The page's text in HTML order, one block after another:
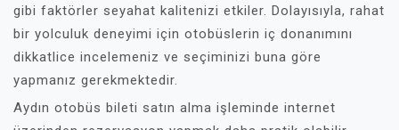
gibi faktörler seyahat kalitenizi etkiler. Dolayısıyla, rahat
bir yolculuk deneyimi için otobüslerin iç donanımını
dikkatlice incelemeniz ve seçiminizi buna göre
yapmanız gerekmektedir.
Aydın otobüs bileti satın alma işleminde internet